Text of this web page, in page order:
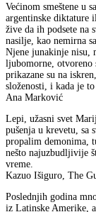
Većinom smeštene u
argentinske diktature
žive da ih podsete
nasilje, kao nemirna
Njene junakinje nisu,
ljubomorne, otvoreno
prikazane su na
složenosti, i kada je
Ana Marković
Lepi, užasni svet
pušenja u krevetu, sa
propalim demonima,
nešto najuzbudljivije
vreme.
Kazuo Išiguro, The
Poslednjih godina
iz Latinske Amerike,